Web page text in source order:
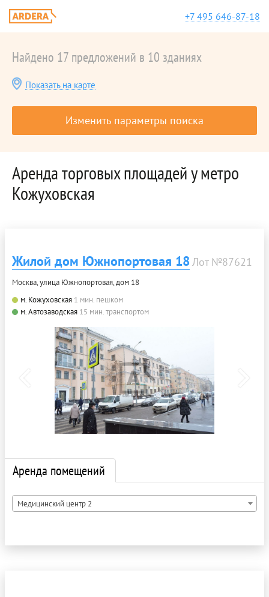
+7 495 646-87-18
Найдено 17 предложений в 10 зданиях
Показать на карте
Изменить параметры поиска
Аренда торговых площадей у метро
Кожуховская
Жилой дом Южнопортовая 18Лот №87621
Москва, улица Южнопортовая, дом 18
м. Кожуховская 1 мин. пешком
м. Автозаводская 15 мин. транспортом
Аренда помещений
Медицинский центр 2